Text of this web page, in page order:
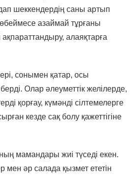
шеккендердің саны артып
азаймай тұрғаны
алаяқтарға
сонымен қатар, осы
Олар әлеуметтік желілерде,
қорғау, күмәнді сілтемелерге
кезде сақ болу қажеттігіне
мамандары жиі түседі екен.
мен әр салада қызмет ететін